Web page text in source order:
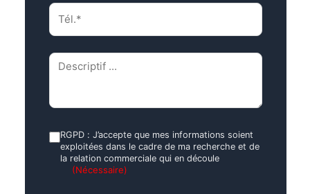
Tél.*
(Nécessaire)
Descriptif
(Nécessaire)
RGPD
(Nécessaire)
RGPD : J’accepte que mes informations soient
exploitées dans le cadre de ma recherche et de
la relation commerciale qui en découle
(Nécessaire)